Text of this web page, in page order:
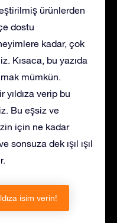
ürünlerden
dostu
kadar, çok
Kısaca, bu yazıda
mümkün.
yıldıza verip bu
Bu eşsiz ve
için ne kadar
dek ışıl ışıl
isim verin!